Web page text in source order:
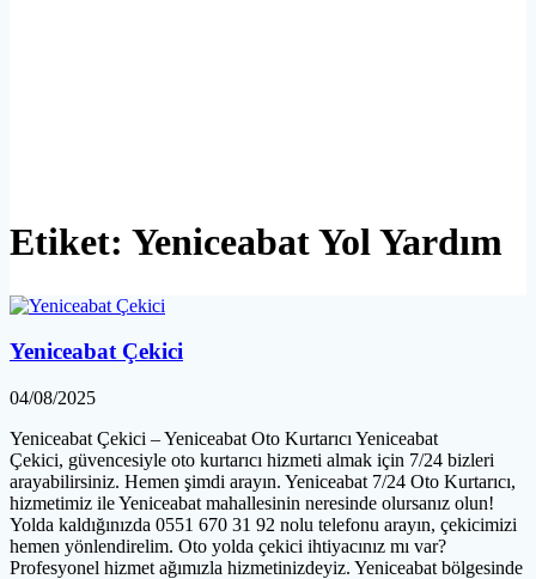
Etiket: Yeniceabat Yol Yardım
Yeniceabat Çekici
04/08/2025
Yeniceabat Çekici – Yeniceabat Oto Kurtarıcı Yeniceabat
Çekici, güvencesiyle oto kurtarıcı hizmeti almak için 7/24 bizleri
arayabilirsiniz. Hemen şimdi arayın. Yeniceabat 7/24 Oto Kurtarıcı,
hizmetimiz ile Yeniceabat mahallesinin neresinde olursanız olun!
Yolda kaldığınızda 0551 670 31 92 nolu telefonu arayın, çekicimizi
hemen yönlendirelim. Oto yolda çekici ihtiyacınız mı var?
Profesyonel hizmet ağımızla hizmetinizdeyiz. Yeniceabat bölgesinde